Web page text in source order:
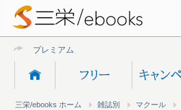
プレミアムオンライ
三栄/ebooks ホーム 雑誌別 マクール